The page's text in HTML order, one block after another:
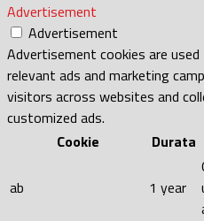
Advertisement
Advertisement
Advertisement cookies are
relevant ads and marketing
visitors across websites and
customized ads.
Cookie
Durata
ab 1 year